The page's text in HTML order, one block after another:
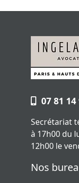
07 81 14
Secrétariat
à 17h00 du
12h00 le
Nos